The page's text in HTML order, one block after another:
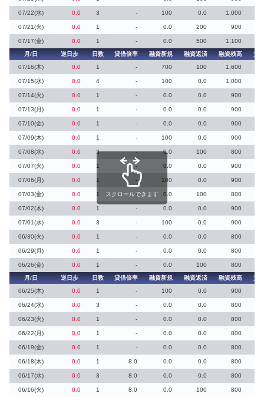
07/22(水) 0.0 3 - 100 0.0 1,000
07/21(火) 0.0 1 - 0.0 200 900
07/17(金) 0.0 1 - 0.0 500
1,100
月/日
逆日歩 日数 貸借倍率 融資新規 融資返済 融資残高
貸
07/16(木)
0.0 1 - 700 100 1,600
07/15(水) 0.0 4 - 100 0.0 1,000
07/14(火) 0.0 1 - 0.0 0.0 900
07/13(月) 0.0 1 - 0.0 0.0 900
07/10(金) 0.0 1 - 0.0 0.0 900
07/09(木) 0.0 1 - 100 0.0 900
07/08(水) 0.0 3 - 0.0 100 800
07/07(火) 0.0 1 - 0.0 0.0 900
07/06(月) 0.0 1 - 100 0.0 900
07/03(金) 0.0 1 - 0.0 100 800
07/02(木) 0.0 1 - 0.0 0.0 900
07/01(水) 0.0 3 - 100 0.0 900
06/30(火) 0.0 1 - 0.0 0.0 800
06/29(月) 0.0 1 - 0.0 0.0 800
06/26(金) 0.0 1 - 0.0 100
800
月/日
逆日歩 日数 貸借倍率 融資新規 融資返済 融資残高
貸
06/25(木)
0.0 1 - 100 0.0 900
06/24(水) 0.0 3 - 0.0 0.0 800
06/23(火) 0.0 1 - 0.0 0.0 800
06/22(月) 0.0 1 - 0.0 0.0 800
06/19(金) 0.0 1 - 0.0 0.0 800
06/18(木) 0.0 1 8.0 0.0 0.0 800
06/17(水) 0.0 3 8.0 0.0 0.0 800
06/16(火) 0.0 1 8.0 0.0 100 800
スクロールできます